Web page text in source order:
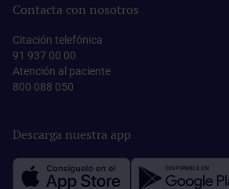
Contacta con nosotros
Citación telefónica
91 937 00 00
Atención al paciente
800 088 050
Descarga nuestra app